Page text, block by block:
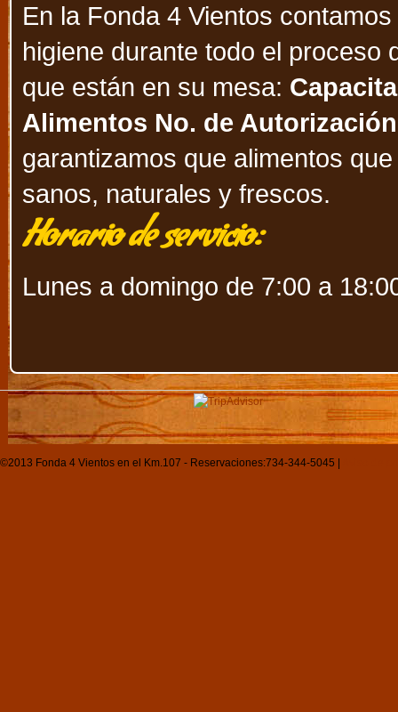
En la Fonda 4 Vientos
higiene durante todo el
que están en su mesa:
Alimentos No. de Autorización
garantizamos que alimentos
sanos, naturales y frescos.
Horario de servicio:
Lunes a domingo de 7:00 a
©2013 Fonda 4 Vientos en el Km.107 - Reservaciones:734-344-5045 |